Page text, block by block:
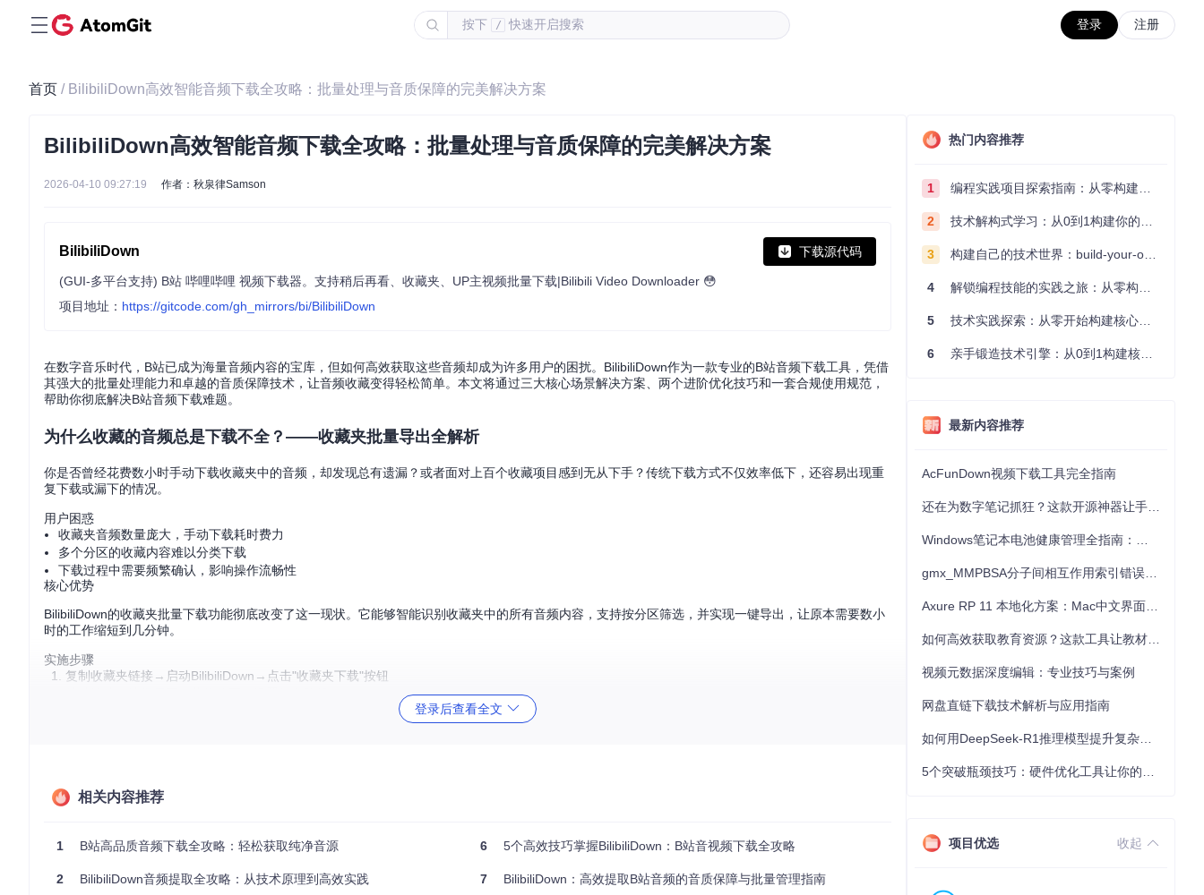
按下 / 快速开启搜索 登录 注册
首页 / BilibiliDown高效智能音频下载全攻略：批量处理与音质保障的完美解决方案
BilibiliDown高效智能音频下载全攻略：批量处理与音质保障的完美解决方案
2026-04-10 09:27:19 作者：秋泉律Samson
BilibiliDown 下载源代码
(GUI-多平台支持) B站 哔哩哔哩 视频下载器。支持稍后再看、收藏夹、UP主视频批量下载|Bilibili Video Downloader 😳
项目地址： https://gitcode.com/gh_mirrors/bi/BilibiliDown
在数字音乐时代，B站已成为海量音频内容的宝库，但如何高效获取这些音频却成为许多用户的困扰。BilibiliDown作为一款专业的B站音频下载工具，凭借
其强大的批量处理能力和卓越的音质保障技术，让音频收藏变得轻松简单。本文将通过三大核心场景解决方案、两个进阶优化技巧和一套合规使用规范，
帮助你彻底解决B站音频下载难题。
为什么收藏的音频总是下载不全？——收藏夹批量导出全解析
你是否曾经花费数小时手动下载收藏夹中的音频，却发现总有遗漏？或者面对上百个收藏项目感到无从下手？传统下载方式不仅效率低下，还容易出现重
复下载或漏下的情况。
用户困惑
收藏夹音频数量庞大，手动下载耗时费力
多个分区的收藏内容难以分类下载
下载过程中需要频繁确认，影响操作流畅性
核心优势
BilibiliDown的收藏夹批量下载功能彻底改变了这一现状。它能够智能识别收藏夹中的所有音频内容，支持按分区筛选，并实现一键导出，让原本需要数小
时的工作缩短到几分钟。
实施步骤
复制收藏夹链接→启动BilibiliDown→点击"收藏夹下载"按钮
下载完成后，打开保存目录，核对音频文件数量与收藏夹项目是否一致。你还可以通过文件大小和播放测试来确认下载质量。
登录后查看全文
相关内容推荐
1 B站高品质音频下载全攻略：轻松获取纯净音源
2 BilibiliDown音频提取全攻略：从技术原理到高效实践
6 5个高效技巧掌握BilibiliDown：B站音视频下载全攻略
7 BilibiliDown：高效提取B站音频的音质保障与批量管理指南
热门内容推荐
1 编程实践项目探索指南：从零构建技术能力体系
2 技术解构式学习：从0到1构建你的编程知识体系
3 构建自己的技术世界：build-your-own-x项目的实践探索指南
4 解锁编程技能的实践之旅：从零构建你的技术世界
5 技术实践探索：从零开始构建核心系统的实践指南
6 亲手锻造技术引擎：从0到1构建核心系统的实践指南
最新内容推荐
AcFunDown视频下载工具完全指南
视频元数据深度编辑：专业技巧与案例
网盘直链下载技术解析与应用指南
项目优选 收起